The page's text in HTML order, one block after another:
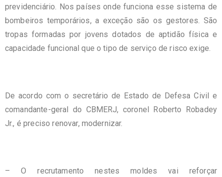
previdenciário. Nos países onde funciona esse sistema de
bombeiros temporários, a exceção são os gestores. São
tropas formadas por jovens dotados de aptidão física e
capacidade funcional que o tipo de serviço de risco exige.
De acordo com o secretário de Estado de Defesa Civil e
comandante-geral do CBMERJ, coronel Roberto Robadey
Jr., é preciso renovar, modernizar.
– O recrutamento nestes moldes vai reforçar